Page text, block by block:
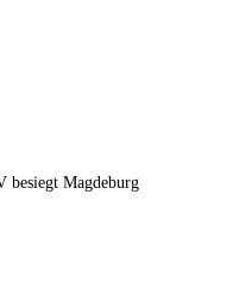
besiegt Magdeburg